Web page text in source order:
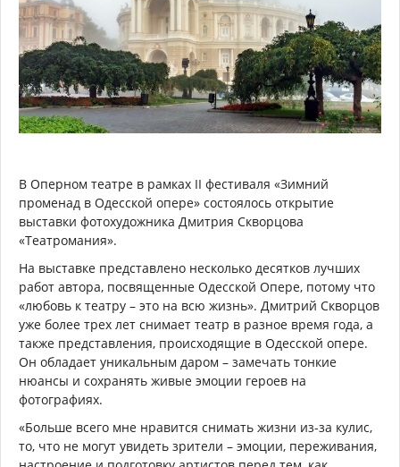
В Оперном театре в рамках II фестиваля «Зимний
променад в Одесской опере» состоялось открытие
выставки фотохудожника Дмитрия Скворцова
«Театромания».
На выставке представлено несколько десятков лучших
работ автора, посвященные Одесской Опере, потому что
«любовь к театру – это на всю жизнь». Дмитрий Скворцов
уже более трех лет снимает театр в разное время года, а
также представления, происходящие в Одесской опере.
Он обладает уникальным даром – замечать тонкие
нюансы и сохранять живые эмоции героев на
фотографиях.
«Больше всего мне нравится снимать жизни из-за кулис,
то, что не могут увидеть зрители – эмоции, переживания,